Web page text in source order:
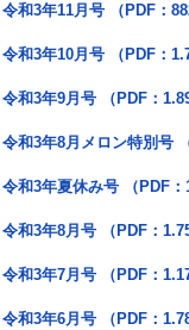
令和3年11月号 （PDF：
令和3年10月号 （PDF：
令和3年9月号 （PDF：
令和3年8月メロン特別号
令和3年夏休み号 （PDF
令和3年8月号 （PDF：
令和3年7月号 （PDF：
令和3年6月号 （PDF：